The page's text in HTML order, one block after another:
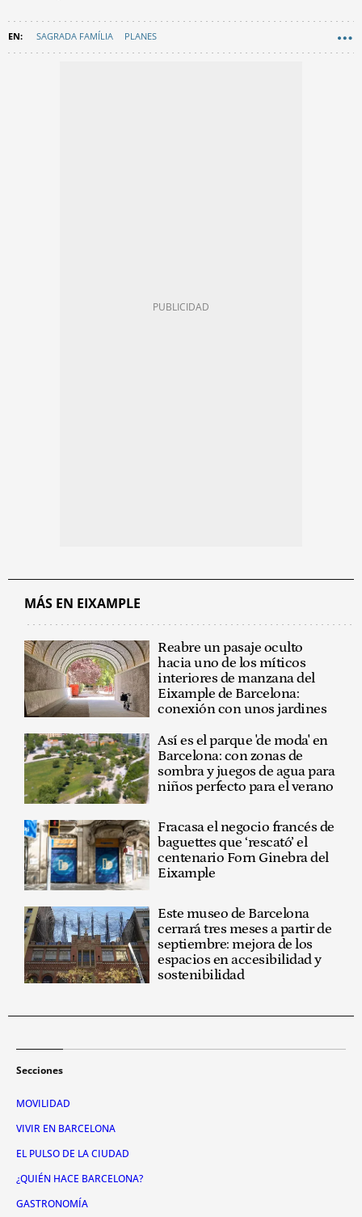
SAGRADA FAMÍLIA PLANES
MÁS EN EIXAMPLE
Reabre un pasaje oculto
hacia uno de los míticos
interiores de manzana del
Eixample de Barcelona:
conexión con unos jardines
Así es el parque 'de moda' en
Barcelona: con zonas de
sombra y juegos de agua para
niños perfecto para el verano
Fracasa el negocio francés de
baguettes que ‘rescató’ el
centenario Forn Ginebra del
Eixample
Este museo de Barcelona
cerrará tres meses a partir de
septiembre: mejora de los
espacios en accesibilidad y
sostenibilidad
Secciones
MOVILIDAD
VIVIR EN BARCELONA
EL PULSO DE LA CIUDAD
¿QUIÉN HACE BARCELONA?
GASTRONOMÍA